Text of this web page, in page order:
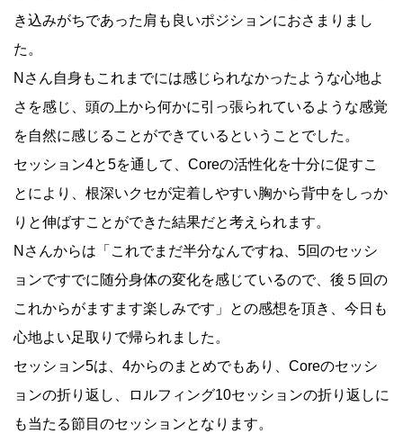
き込みがちであった肩も良いポジションにおさまりまし
た。
Nさん自身もこれまでには感じられなかったような心地よ
さを感じ、頭の上から何かに引っ張られているような感覚
を自然に感じることができているということでした。
セッション4と5を通して、Coreの活性化を十分に促すこ
とにより、根深いクセが定着しやすい胸から背中をしっか
りと伸ばすことができた結果だと考えられます。
Nさんからは「これでまだ半分なんですね、5回のセッシ
ョンですでに随分身体の変化を感じているので、後５回の
これからがますます楽しみです」との感想を頂き、今日も
心地よい足取りで帰られました。
セッション5は、4からのまとめでもあり、Coreのセッシ
ョンの折り返し、ロルフィング10セッションの折り返しに
も当たる節目のセッションとなります。